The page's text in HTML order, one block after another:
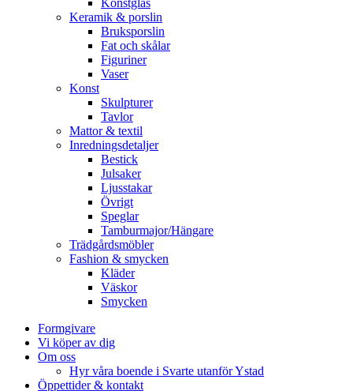
Konstglas
Keramik & porslin
Bruksporslin
Fat och skålar
Figuriner
Vaser
Konst
Skulpturer
Tavlor
Mattor & textil
Inredningsdetaljer
Bestick
Julsaker
Ljusstakar
Övrigt
Speglar
Tamburmajor/Hängare
Trädgårdsmöbler
Fashion & smycken
Kläder
Väskor
Smycken
Formgivare
Vi köper av dig
Om oss
Hyr våra boende i Svarte utanför Ystad
Öppettider & kontakt